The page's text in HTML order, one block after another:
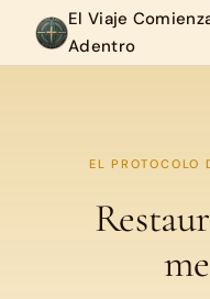
El Viaje
Adentro
EL PROTOCOLO